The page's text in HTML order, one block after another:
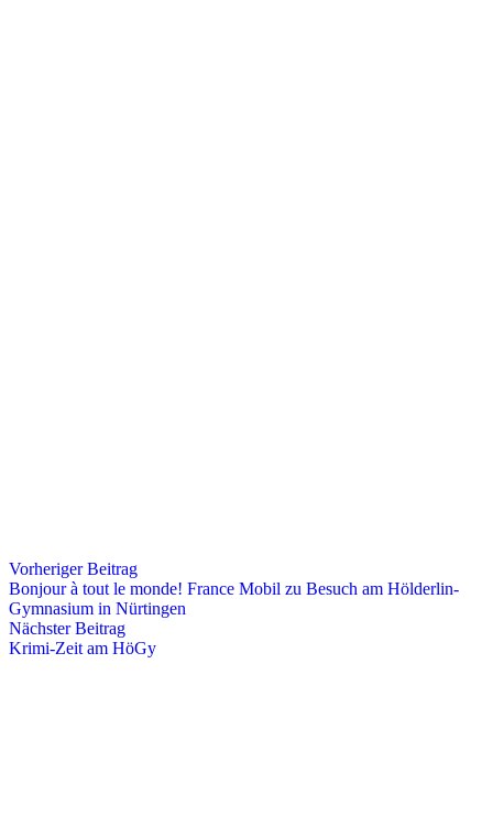
Vorheriger Beitrag
Bonjour à tout le monde! France Mobil zu Besuch am Hölderlin-
Gymnasium in Nürtingen
Nächster Beitrag
Krimi-Zeit am HöGy